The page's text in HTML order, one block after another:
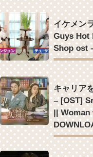
Powered by livedoor 相
려도 (Miss You In My Heart)
俳優カン・ギヨン、突
で話題 Big News TV
Powered by livedoor 相
イケメン
Guys Hot
Shop ost
キャリア
– [OST]
|| Woman